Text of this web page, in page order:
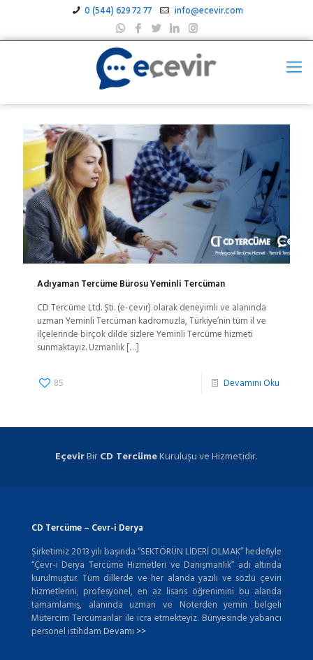
0 (544) 629 72 77 info@ecevir.com
Adıyaman Tercüme Bürosu Yeminli Tercüman
CD Tercüme Ltd. Şti. (e-cevir) olarak deneyimli ve alanında
uzman Yeminli Tercüman kadromuzla, Türkiye’nin tüm il ve
ilçelerinde birçok dilde sizlere Yeminli Tercüme hizmeti
sunmaktayız. Uzmanlık[…]
85 Devamını Oku
EçevirBirCD TercümeKuruluşu ve Hizmetidir.
CD Tercüme – Cevr-i Derya
Şirketimiz 2013 yılı başında “SEKTÖRÜN LİDERİ OLMAK” hedefiyle
“Çevr-i Derya Tercüme Hizmetleri ve Danışmanlık” adı altında
kurulmuştur. Tüm dillerde ve her alanda yazılı ve sözlü çeviri
hizmetlerini; profesyonel, en az lisans öğrenimini bu alanda
tamamlamış, alanında uzman ve Noterden yemin belgeli
Mütercim Tercümanlar ile icra etmekteyiz. Bünyesinde yabancı
personel istihdamDevamı >>